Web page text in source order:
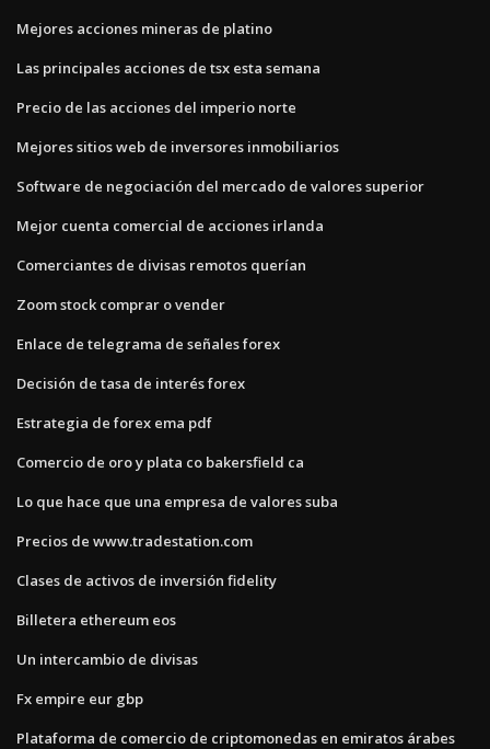
Mejores acciones mineras de platino
Las principales acciones de tsx esta semana
Precio de las acciones del imperio norte
Mejores sitios web de inversores inmobiliarios
Software de negociación del mercado de valores superior
Mejor cuenta comercial de acciones irlanda
Comerciantes de divisas remotos querían
Zoom stock comprar o vender
Enlace de telegrama de señales forex
Decisión de tasa de interés forex
Estrategia de forex ema pdf
Comercio de oro y plata co bakersfield ca
Lo que hace que una empresa de valores suba
Precios de www.tradestation.com
Clases de activos de inversión fidelity
Billetera ethereum eos
Un intercambio de divisas
Fx empire eur gbp
Plataforma de comercio de criptomonedas en emiratos árabes